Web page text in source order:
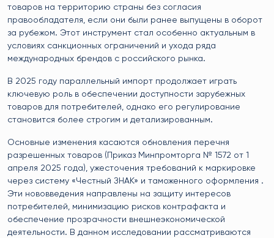
товаров на территорию страны без согласия
правообладателя, если они были ранее выпущены в оборот
за рубежом. Этот инструмент стал особенно актуальным в
условиях санкционных ограничений и ухода ряда
международных брендов с российского рынка.
В 2025 году параллельный импорт продолжает играть
ключевую роль в обеспечении доступности зарубежных
товаров для потребителей, однако его регулирование
становится более строгим и детализированным.
Основные изменения касаются обновления перечня
разрешенных товаров (Приказ Минпромторга № 1572 от 1
апреля 2025 года), ужесточения требований к маркировке
через систему «Честный ЗНАК» и таможенного оформления .
Эти нововведения направлены на защиту интересов
потребителей, минимизацию рисков контрафакта и
обеспечение прозрачности внешнеэкономической
деятельности. В данном исследовании рассматриваются